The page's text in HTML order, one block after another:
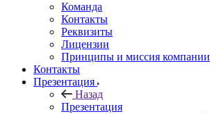
Команда
Контакты
Реквизиты
Лицензии
Принципы и миссия компании
Контакты
Презентация
Назад
Презентация